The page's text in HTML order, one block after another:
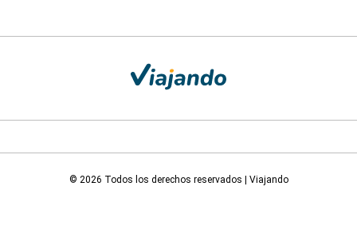
© 2026 Todos los derechos reservados | Viajando